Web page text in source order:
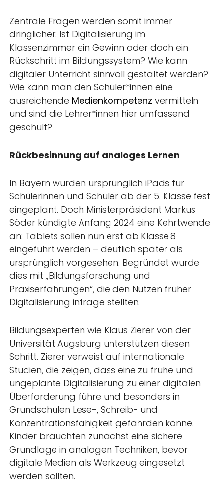
Zentrale Fragen werden somit immer
dringlicher: Ist Digitalisierung im
Klassenzimmer ein Gewinn oder doch ein
Rückschritt im Bildungssystem? Wie kann
digitaler Unterricht sinnvoll gestaltet werden?
Wie kann man den Schüler*innen eine
ausreichende Medienkompetenz vermitteln
und sind die Lehrer*innen hier umfassend
geschult?
Rückbesinnung auf analoges Lernen
In Bayern wurden ursprünglich iPads für
Schülerinnen und Schüler ab der 5. Klasse fest
eingeplant. Doch Ministerpräsident Markus
Söder kündigte Anfang 2024 eine Kehrtwende
an: Tablets sollen nun erst ab Klasse 8
eingeführt werden – deutlich später als
ursprünglich vorgesehen. Begründet wurde
dies mit „Bildungsforschung und
Praxiserfahrungen“, die den Nutzen früher
Digitalisierung infrage stellten.
Bildungsexperten wie Klaus Zierer von der
Universität Augsburg unterstützen diesen
Schritt. Zierer verweist auf internationale
Studien, die zeigen, dass eine zu frühe und
ungeplante Digitalisierung zu einer digitalen
Überforderung führe und besonders in
Grundschulen Lese-, Schreib- und
Konzentrationsfähigkeit gefährden könne.
Kinder bräuchten zunächst eine sichere
Grundlage in analogen Techniken, bevor
digitale Medien als Werkzeug eingesetzt
werden sollten.